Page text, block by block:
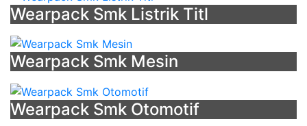
-
Batik
Sd
Tulungagung
-
Desain
Baju
Kantor
Wearpack Smk Listrik Titl
Wearpack Smk Mesin
Wearpack Smk Otomotif